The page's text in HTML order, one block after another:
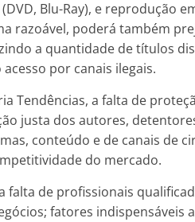
Blu-Ray), e reprodução
razoável, poderá também
a quantidade de títulos
por canais ilegais.
Tendências, a falta de
justa dos autores,
conteúdo e de canais de
do mercado.
falta de profissionais
fatores